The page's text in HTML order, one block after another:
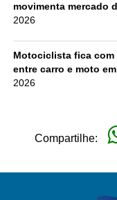
movimenta mercado
2026
Motociclista fica com
entre carro e moto
2026
Compartilhe: